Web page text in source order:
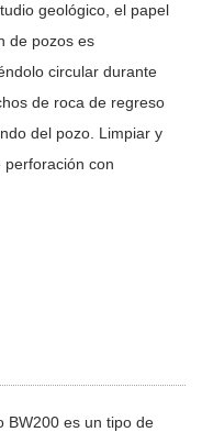
geológico, el papel
de pozos es
circular durante
de roca de regreso
del pozo. Limpiar y
perforación con
BW200 es un tipo de